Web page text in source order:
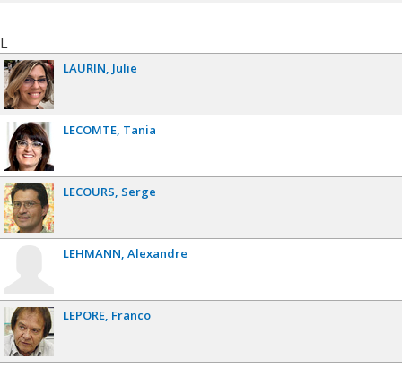
L
LAURIN Julie
LECOMTE Tania
LECOURS Serge
LEHMANN Alexandre
LEPORE Franco